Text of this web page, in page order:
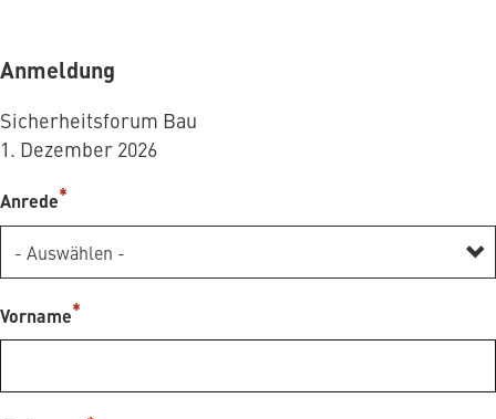
Anmeldung
Sicherheitsforum Bau
1. Dezember 2026
Anrede
Vorname